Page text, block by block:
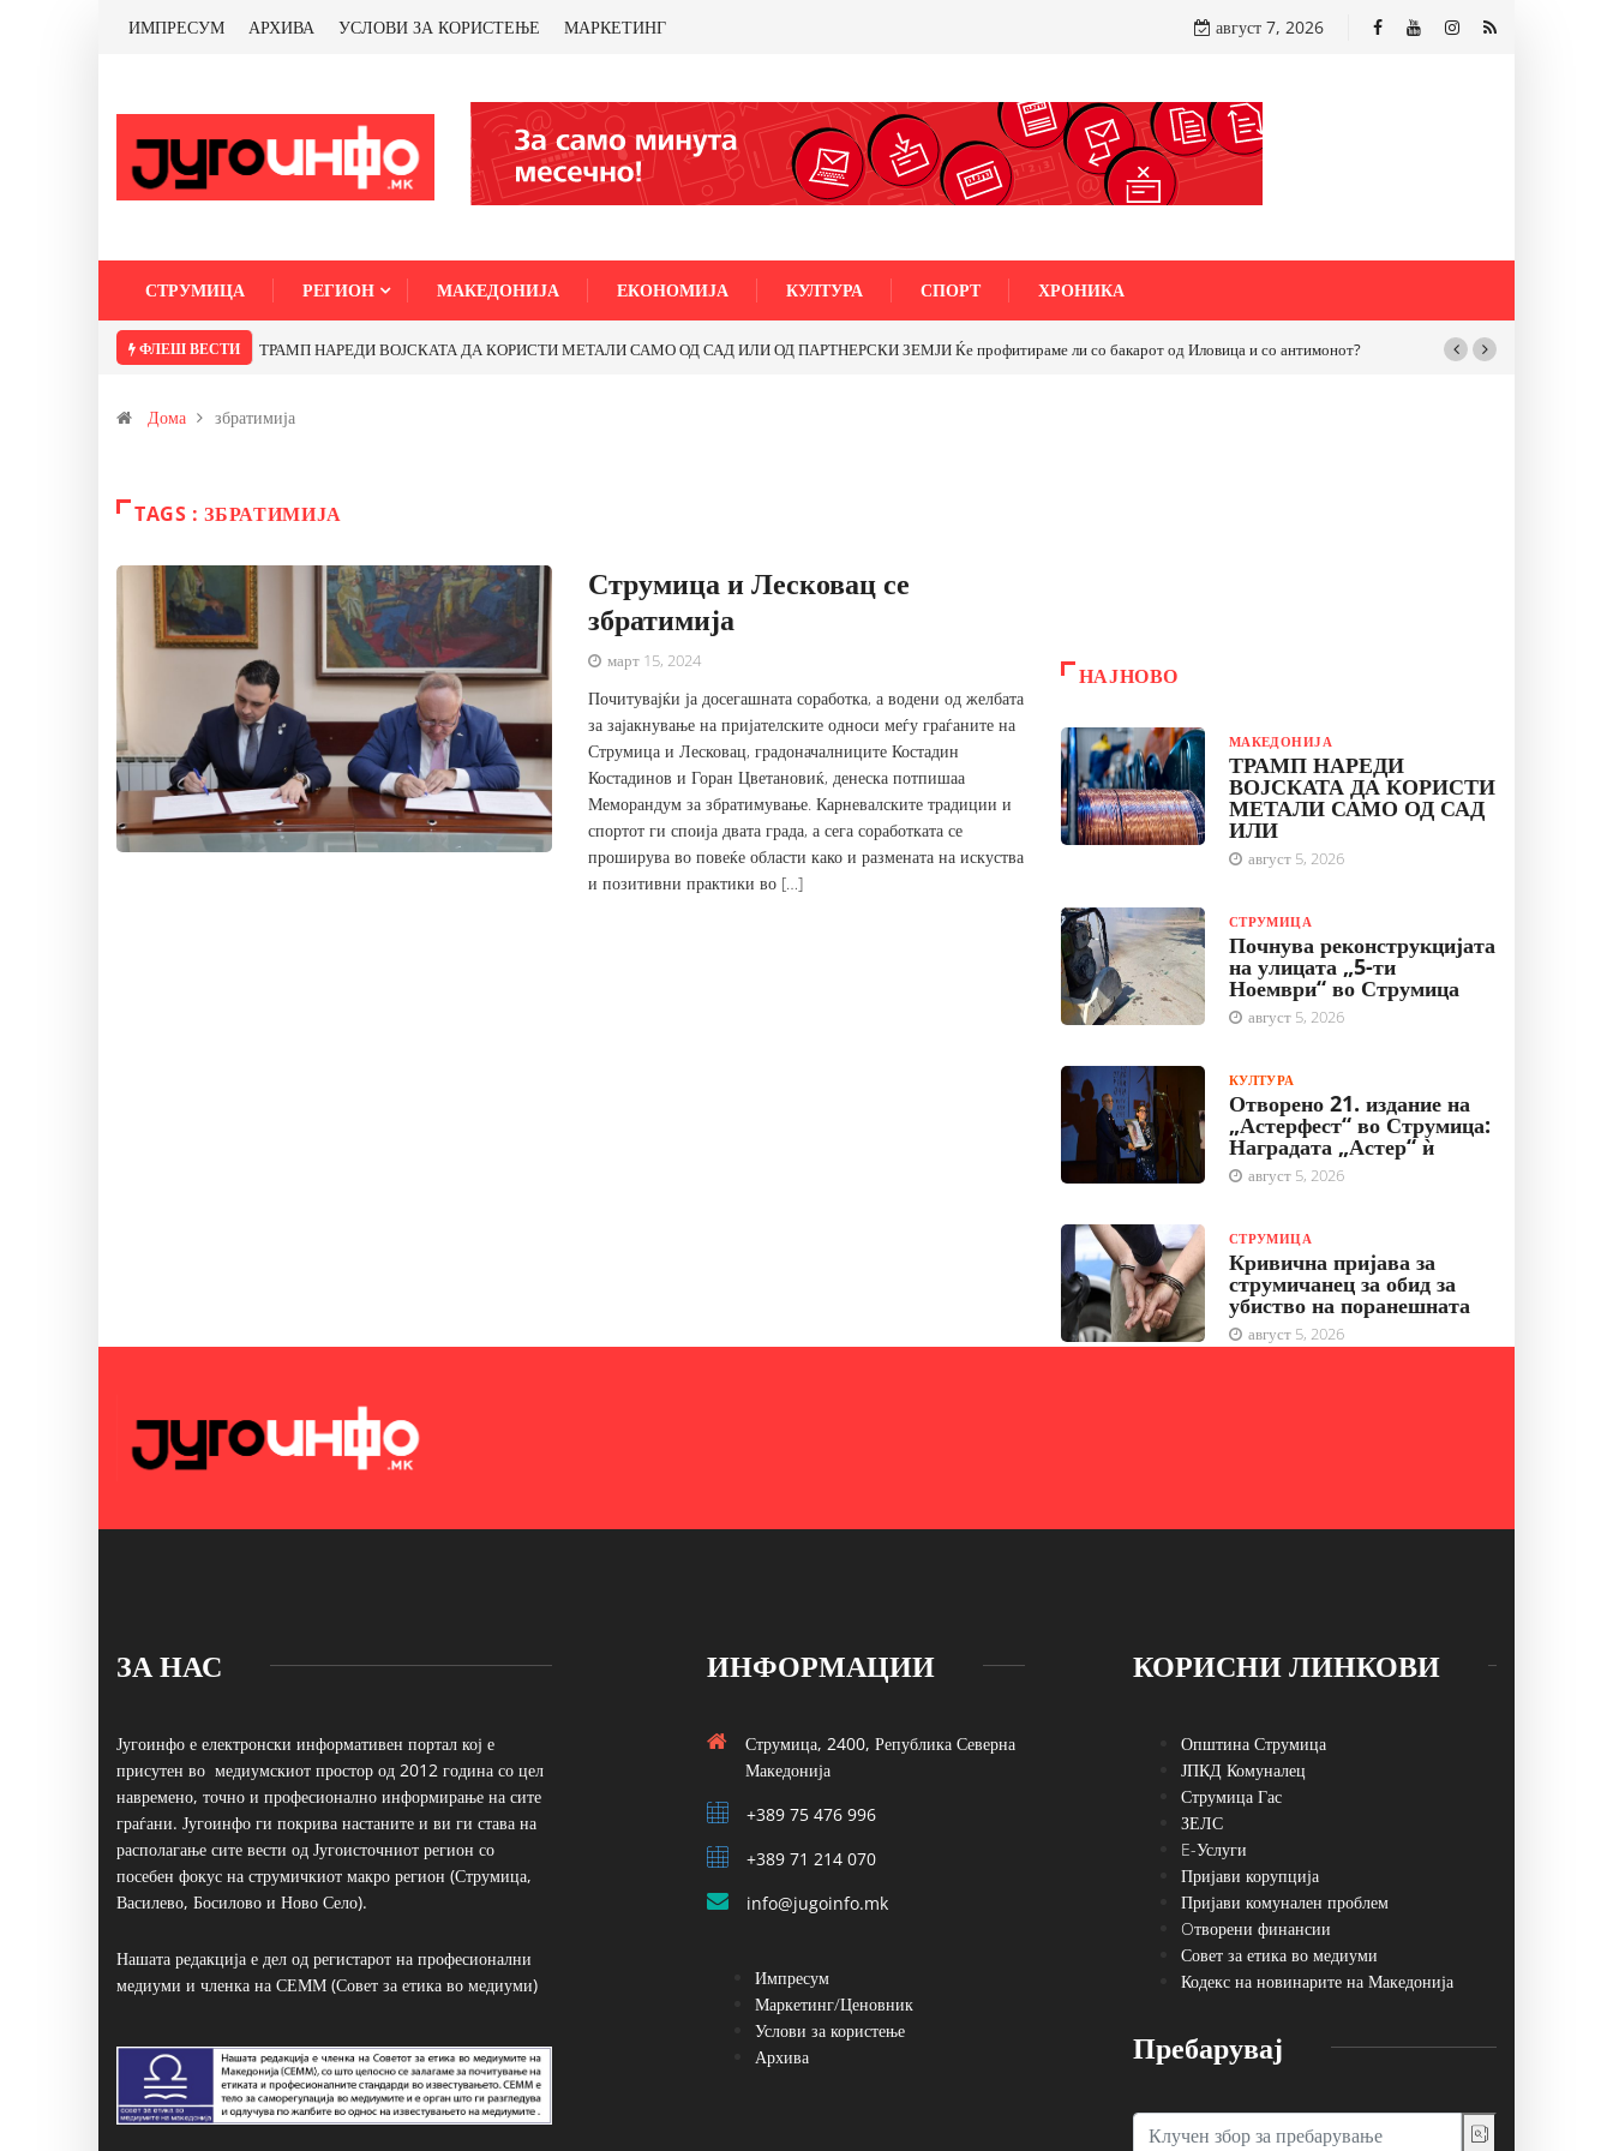
ИМПРЕСУМ АРХИВА УСЛОВИ ЗА КОРИСТЕЊЕ МАРКЕТИНГ август 7, 2026
СТРУМИЦА РЕГИОН МАКЕДОНИЈА ЕКОНОМИЈА КУЛТУРА СПОРТ ХРОНИКА
ФЛЕШ ВЕСТИ ТРАМП НАРЕДИ ВОЈСКАТА ДА КОРИСТИ МЕТАЛИ САМО ОД САД ИЛИ ОД ПАРТНЕРСКИ ЗЕМЈИ Ќе профитираме ли со бакарот од Иловица и со антимонот?
Дома збратимија
TAGS : ЗБРАТИМИЈА
Струмица и Лесковац се
збратимија
март 15, 2024
Почитувајќи ја досегашната соработка, а водени од желбата
за зајакнување на пријателските односи меѓу граѓаните на
Струмица и Лесковац, градоначалниците Костадин
Костадинов и Горан Цветановиќ, денеска потпишаа
Меморандум за збратимување. Карневалските традиции и
спортот ги споија двата града, а сега соработката се
проширува во повеќе области како и размената на искуства
и позитивни практики во […]
НАЈНОВО
МАКЕДОНИЈА
ТРАМП НАРЕДИ
ВОЈСКАТА ДА КОРИСТИ
МЕТАЛИ САМО ОД САД
ИЛИ
август 5, 2026
СТРУМИЦА
Почнува реконструкцијата
на улицата „5-ти
Ноември“ во Струмица
август 5, 2026
КУЛТУРА
Отворено 21. издание на
„Астерфест“ во Струмица:
Наградата „Астер“ ѝ
август 5, 2026
СТРУМИЦА
Кривична пријава за
струмичанец за обид за
убиство на поранешната
август 5, 2026
ЗА НАС
Југоинфо е електронски информативен портал кој е
присутен во медиумскиот простор од 2012 година со цел
навремено, точно и професионално информирање на сите
граѓани. Југоинфо ги покрива настаните и ви ги става на
располагање сите вести од Југоисточниот регион со
посебен фокус на струмичкиот макро регион (Струмица,
Василево, Босилово и Ново Село).
Нашата редакција е дел од регистарот на професионални
медиуми и членка на СЕММ (Совет за етика во медиуми)
ИНФОРМАЦИИ
Струмица, 2400, Република Северна
Македонија
+389 75 476 996
+389 71 214 070
info@jugoinfo.mk
Импресум
Маркетинг/Ценовник
Услови за користење
Архива
КОРИСНИ ЛИНКОВИ
Општина Струмица
ЈПКД Комуналец
Струмица Гас
ЗЕЛС
E-Услуги
Пријави корупција
Пријави комунален проблем
Oтворени финансии
Совет за етика во медиуми
Кодекс на новинарите на Македонија
Пребарувај